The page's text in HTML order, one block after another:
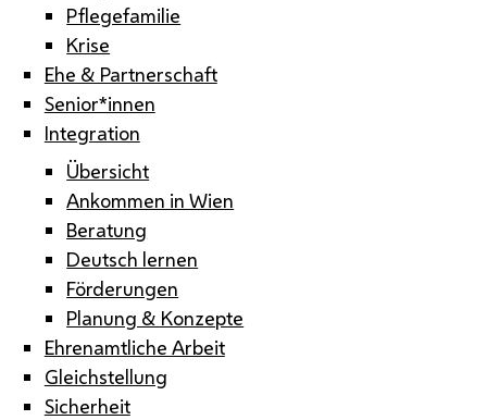
Pflegefamilie
Krise
Ehe & Partnerschaft
Senior*innen
Integration
Übersicht
Ankommen in Wien
Beratung
Deutsch lernen
Förderungen
Planung & Konzepte
Ehrenamtliche Arbeit
Gleichstellung
Sicherheit